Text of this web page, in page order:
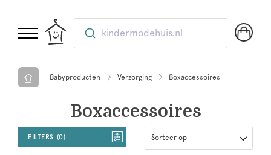
kindermodehuis.nl
Babyproducten Verzorging Boxaccessoires
Boxaccessoires
FILTERS 0 Sorteer op